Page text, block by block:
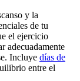
y la
de tu
el ejercicio
adecuadamente
Incluye días de
entre el